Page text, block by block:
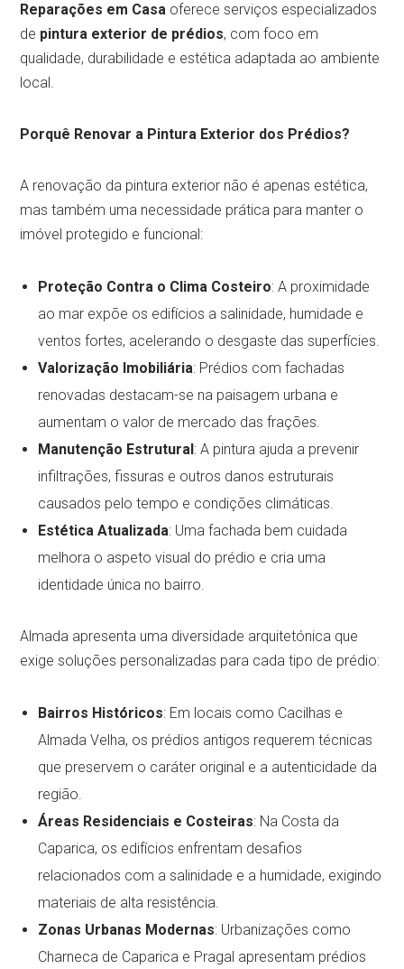
Reparações em Casa oferece serviços especializados
de pintura exterior de prédios, com foco em
qualidade, durabilidade e estética adaptada ao ambiente
local.
Porquê Renovar a Pintura Exterior dos Prédios?
A renovação da pintura exterior não é apenas estética,
mas também uma necessidade prática para manter o
imóvel protegido e funcional:
Proteção Contra o Clima Costeiro: A proximidade
ao mar expõe os edifícios a salinidade, humidade e
ventos fortes, acelerando o desgaste das superfícies.
Valorização Imobiliária: Prédios com fachadas
renovadas destacam-se na paisagem urbana e
aumentam o valor de mercado das frações.
Manutenção Estrutural : A pintura ajuda a prevenir
infiltrações, fissuras e outros danos estruturais
causados pelo tempo e condições climáticas.
Estética Atualizada: Uma fachada bem cuidada
melhora o aspeto visual do prédio e cria uma
identidade única no bairro.
Almada apresenta uma diversidade arquitetónica que
exige soluções personalizadas para cada tipo de prédio:
Bairros Históricos: Em locais como Cacilhas e
Almada Velha, os prédios antigos requerem técnicas
que preservem o caráter original e a autenticidade da
região.
Áreas Residenciais e Costeiras: Na Costa da
Caparica, os edifícios enfrentam desafios
relacionados com a salinidade e a humidade, exigindo
materiais de alta resistência.
Zonas Urbanas Modernas: Urbanizações como
Charneca de Caparica e Pragal apresentam prédios